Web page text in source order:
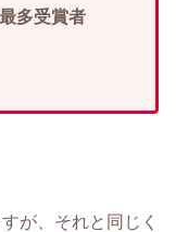
多受賞者
が、それと同じく